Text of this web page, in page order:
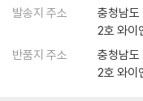
가슴이 콩닭콩닭
비어 슈림프
반으로 요리 연구가 문인영
송 중에는 게스트의 입맛을
는데 책 속 조리 분량은 보
맞는 음식’으로 만드는 데
발송지 주소
충청남
2호 와이
반품지 주소
충청남
2호 와이